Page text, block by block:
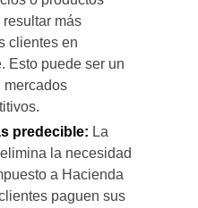
más
clientes en
Esto puede ser un
mercados
predecible: La
la necesidad
a Hacienda
paguen sus